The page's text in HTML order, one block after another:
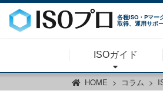
各種ISO・Pマー
取得、運用サポ
ISOガイド
HOME コラム